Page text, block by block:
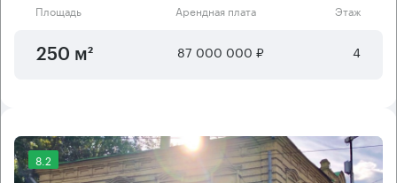
Площадь Арендная плата Этаж
250 м² 87 000 000 ₽ 4
8.2